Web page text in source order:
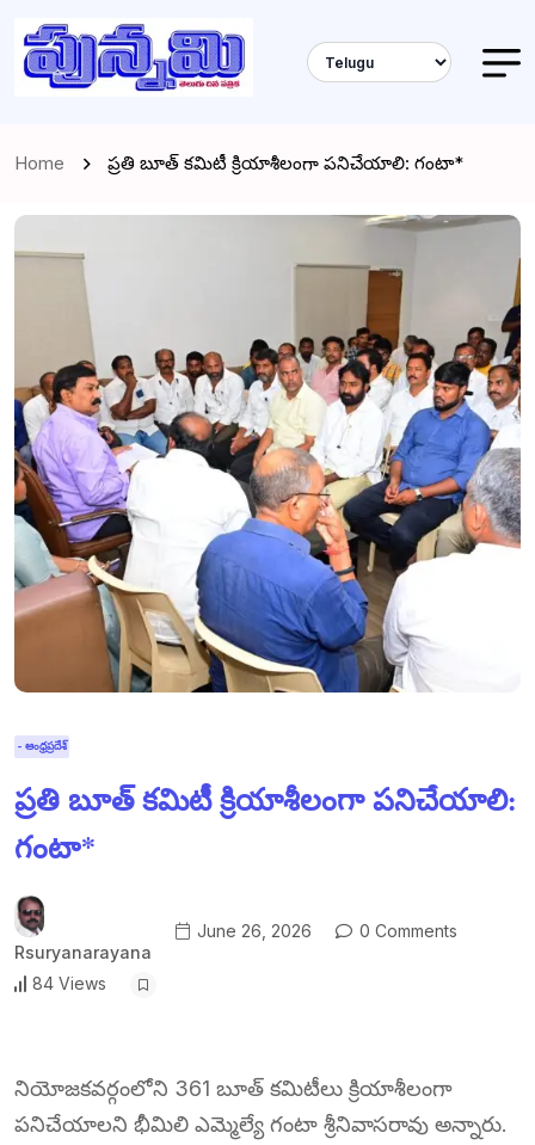
Home ప్రతి బూత్ కమిటీ క్రియాశీలంగా పనిచేయాలి: గంటా*
- ఆంధ్రప్రదేశ్
ప్రతి బూత్ కమిటీ క్రియాశీలంగా పనిచేయాలి:
గంటా*
Rsuryanarayana
June 26, 2026 0 Comments
84 Views
నియోజకవర్గంలోని 361 బూత్ కమిటీలు క్రియాశీలంగా
పనిచేయాలని భీమిలి ఎమ్మెల్యే గంటా శ్రీనివాసరావు అన్నారు.